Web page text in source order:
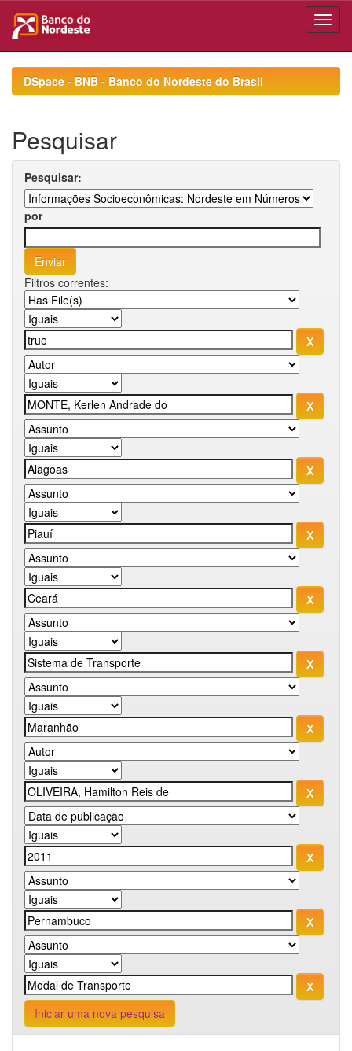
navigationDSpace - BNB - Banco do Nordeste do Brasil
Pesquisar
Pesquisar:
por
Filtros correntes:
Iniciar uma nova pesquisa